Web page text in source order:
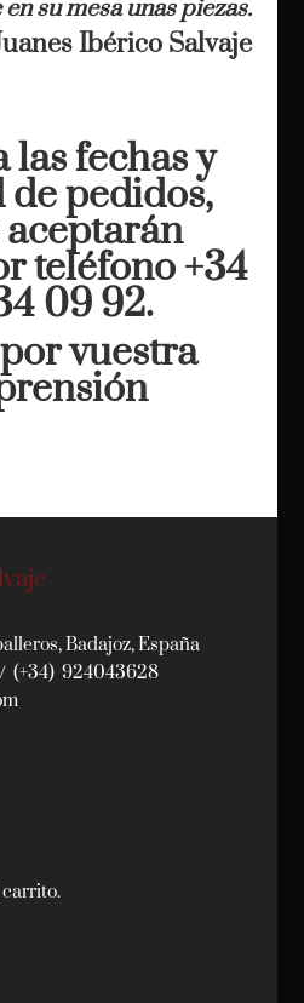
su mesa unas piezas.
Ibérico Salvaje
las fechas y
pedidos,
aceptarán
teléfono +34
09 92.
vuestra
Badajoz, España
(+34) 924043628